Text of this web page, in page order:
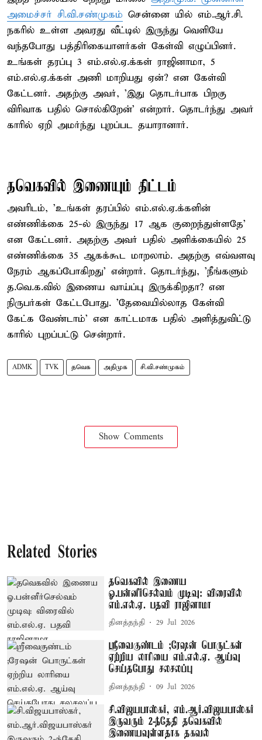
அமைச்சர் சி.வி.சண்முகம் சென்னை யில் எம்.ஆர்.சி.
நகரில் உள்ள அவரது வீட்டில் இருந்து வெளியே
வந்தபோது பத்திரிகையாளர்கள் கேள்வி எழுப்பினர்.
உங்கள் தரப்பு 3 எம்.எல்.ஏ.க்கள் ராஜினாமா, 5
எம்.எல்.ஏ.க்கள் அணி மாறியது ஏன்? என கேள்வி
கேட்டனர். அதற்கு அவர், 'இது தொடர்பாக பிறகு
விரிவாக பதில் சொல்கிறேன்' என்றார். தொடர்ந்து அவர்
காரில் ஏறி அமர்ந்து புறப்பட தயாரானார்.
தவெகவில் இணையும் திட்டம்
அவரிடம், 'உங்கள் தரப்பில் எம்.எல்.ஏ.க்களின்
எண்ணிக்கை 25-ல் இருந்து 17 ஆக குறைந்துள்ளதே'
என கேட்டனர். அதற்கு அவர் பதில் அளிக்கையில் 25
எண்ணிக்கை 35 ஆகக்கூட மாறலாம். அதற்கு எவ்வளவு
நேரம் ஆகப்போகிறது' என்றார். தொடர்ந்து, 'நீங்களும்
த.வெ.க.வில் இணைய வாய்ப்பு இருக்கிறதா? என
நிருபர்கள் கேட்டபோது. 'தேவையில்லாத கேள்வி
கேட்க வேண்டாம்' என காட்டமாக பதில் அளித்துவிட்டு
காரில் புறப்பட்டு சென்றார்.
ADMK TVK தவெக அதிமுக சி.வி.சண்முகம்
Show Comments
Related Stories
தவெகவில் இணைய
ஓ.பன்னீர்செல்வம் முடிவு: விரைவில்
எம்.எல்.ஏ. பதவி ராஜினாமா
தினத்தந்தி 29 Jul 2026
ஸ்ரீவைகுண்டம் ;ரேஷன் பொருட்கள்
ஏற்றிய லாரியை எம்.எல்.ஏ. ஆய்வு
செய்தபோது சலசலப்பு
தினத்தந்தி 09 Jul 2026
சி.விஜயபாஸ்கர், எம்.ஆர்.விஜயபாஸ்கர்
இருவரும் 2-ந்தேதி தவெகவில்
இணையவுள்ளதாக தகவல்